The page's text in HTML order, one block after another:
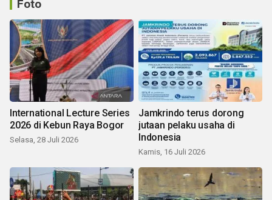
Foto
International Lecture Series
2026 di Kebun Raya Bogor
Selasa, 28 Juli 2026
Jamkrindo terus dorong
jutaan pelaku usaha di
Indonesia
Kamis, 16 Juli 2026